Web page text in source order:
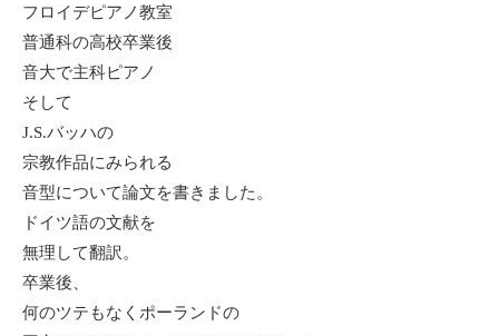
フロイデピアノ教室
普通科の高校卒業後
音大で主科ピアノ
そして
J.S.バッハの
宗教作品にみられる
音型について論文を書きました。
ドイツ語の文献を
無理して翻訳。
卒業後、
何のツテもなくポーランドの